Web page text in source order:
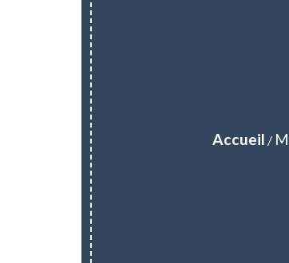
Accueil /